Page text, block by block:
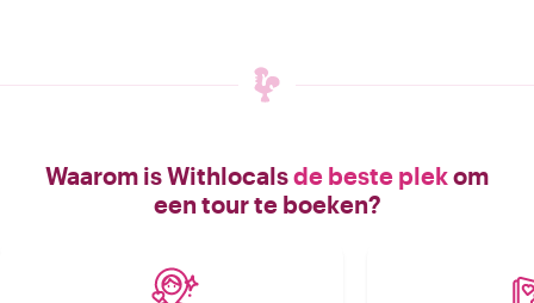
Waarom is Withlocalsde beste plekom
een tour te boeken?